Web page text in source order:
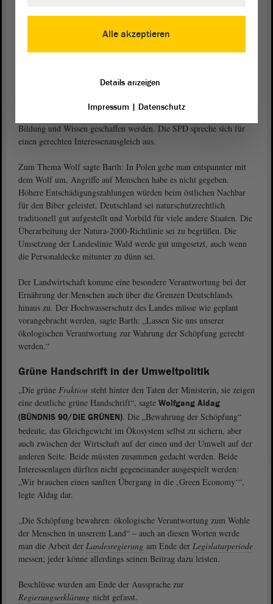
„Eine lebenswerte Welt zu bewahren, heißt für uns, eine Umwelt zu
erhalten, die eine hohe Lebensqualität biete“, so Hendrik Lange.
Schöpfung zu bewahren. Schöpfung sei aber auch die kulturelle
Vielfalt der Menschen, so
Jürgen Barth (SPD)
Bildung und Wissen geschaffen werden. Die SPD spreche sich für
einen gerechten Interessenausgleich aus.
Zum Thema Wolf sagte Barth: In Polen gehe man entspannter mit
dem Wolf um, Angriffe auf Menschen habe es nicht gegeben.
Höhere Entschädigungszahlungen würden beim östlichen Nachbar
für den Biber geleistet. Deutschland sei naturschutzrechtlich
traditionell gut aufgestellt und Vorbild für viele andere Staaten. Die
Überarbeitung der Natura-2000-Richtlinie sei zu begrüßen. Die
Umsetzung der Landeslinie Wald werde gut umgesetzt, auch wenn
die Personaldecke mitunter zu dünn sei.
Der Landwirtschaft komme eine besondere Verantwortung bei der
Ernährung der Menschen auch über die Grenzen Deutschlands
hinaus zu. Der Hochwasserschutz des Landes müsse wie geplant
vorangebracht werden, sagte Barth: „Lassen Sie uns unserer
ökologischen Verantwortung zur Wahrung der Schöpfung gerecht
werden.“
Grüne Handschrift in der Umweltpolitik
„Die grüne Fraktion steht hinter den Taten der Ministerin, sie zeigen
eine deutliche grüne Handschrift“, sagte Wolfgang Aldag
(BÜNDNIS 90/DIE GRÜNEN). Die „Bewahrung der Schöpfung“
bedeute, das Gleichgewicht im Ökosystem selbst zu sichern, aber
auch zwischen der Wirtschaft auf der einen und der Umwelt auf der
anderen Seite. Beide müssten zusammen gedacht werden. Beide
Interessenlagen dürften nicht gegeneinander ausgespielt werden:
„Wir brauchen einen sanften Übergang in die ‚Green Economy‘“,
legte Aldag dar.
„Die Schöpfung bewahren: ökologische Verantwortung zum Wohle
der Menschen in unserem Land“ – auch an diesen Worten werde
man die Arbeit der Landesregierung am Ende der Legislaturperiode
messen; jeder könne allerdings seinen Beitrag dazu leisten.
Beschlüsse wurden am Ende der Aussprache zur
Regierungserklärung nicht gefasst.
Alle akzeptieren
Details anzeigen
Impressum| Datenschutz